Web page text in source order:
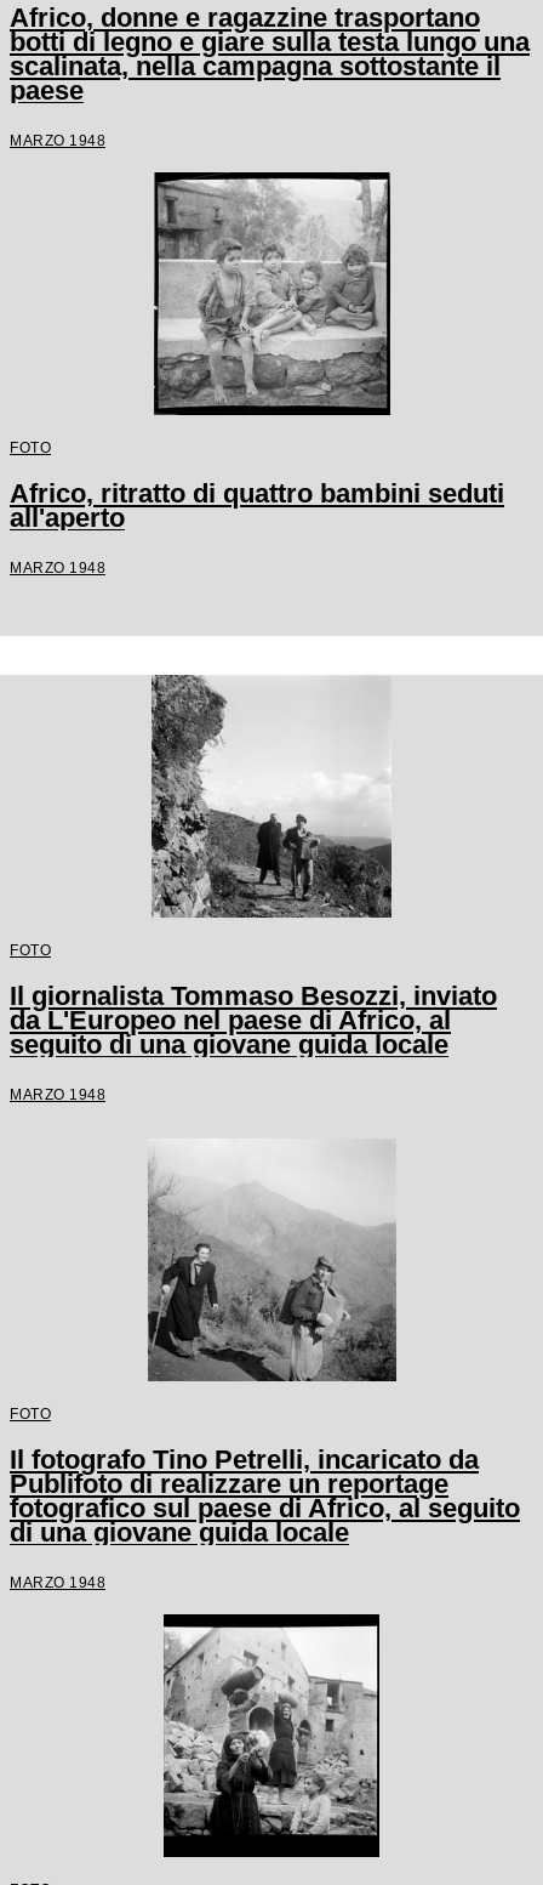
Africo, donne e ragazzine trasportano
botti di legno e giare sulla testa lungo una
scalinata, nella campagna sottostante il
paese
MARZO 1948
FOTO
Africo, ritratto di quattro bambini seduti
all'aperto
MARZO 1948
FOTO
Il giornalista Tommaso Besozzi, inviato
da L'Europeo nel paese di Africo, al
seguito di una giovane guida locale
MARZO 1948
FOTO
Il fotografo Tino Petrelli, incaricato da
Publifoto di realizzare un reportage
fotografico sul paese di Africo, al seguito
di una giovane guida locale
MARZO 1948